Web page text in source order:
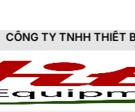
THIẾT BỊ DỤNG CỤ